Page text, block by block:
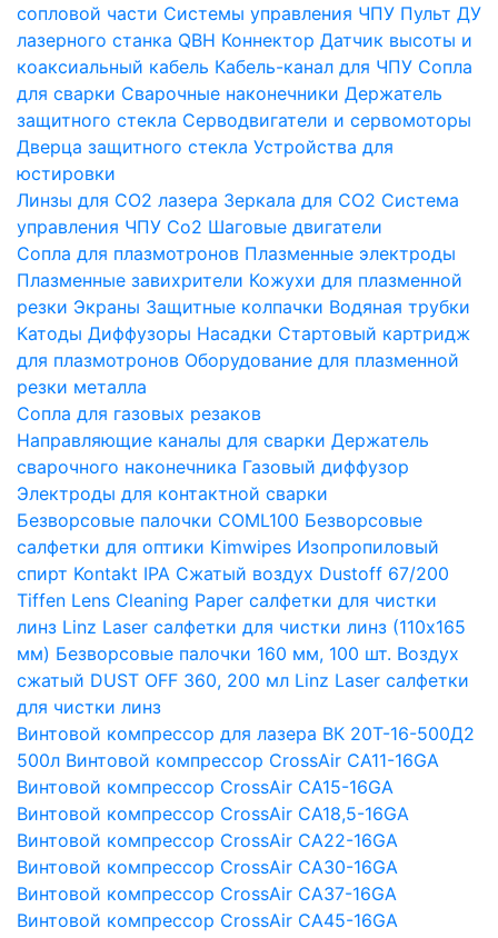
сопловой части Системы управления ЧПУ Пульт ДУ
лазерного станка QBH Коннектор Датчик высоты и
коаксиальный кабель Кабель-канал для ЧПУ Сопла
для сварки Сварочные наконечники Держатель
защитного стекла Серводвигатели и сервомоторы
Дверца защитного стекла Устройства для
юстировки
Линзы для СО2 лазера Зеркала для СО2 Система
управления ЧПУ Co2 Шаговые двигатели
Сопла для плазмотронов Плазменные электроды
Плазменные завихрители Кожухи для плазменной
резки Экраны Защитные колпачки Водяная трубки
Катоды Диффузоры Насадки Стартовый картридж
для плазмотронов Оборудование для плазменной
резки металла
Сопла для газовых резаков
Направляющие каналы для сварки Держатель
сварочного наконечника Газовый диффузор
Электроды для контактной сварки
Безворсовые палочки COML100 Безворсовые
салфетки для оптики Kimwipes Изопропиловый
спирт Kontakt IPA Сжатый воздух Dustoff 67/200
Tiffen Lens Cleaning Paper салфетки для чистки
линз Linz Laser салфетки для чистки линз (110х165
мм) Безворсовые палочки 160 мм, 100 шт. Воздух
сжатый DUST OFF 360, 200 мл Linz Laser салфетки
для чистки линз
Винтовой компрессор для лазера ВК 20Т-16-500Д2
500л Винтовой компрессор CrossAir CA11-16GA
Винтовой компрессор CrossAir CA15-16GA
Винтовой компрессор CrossAir CA18,5-16GA
Винтовой компрессор CrossAir CA22-16GA
Винтовой компрессор CrossAir CA30-16GA
Винтовой компрессор CrossAir CA37-16GA
Винтовой компрессор CrossAir CA45-16GA